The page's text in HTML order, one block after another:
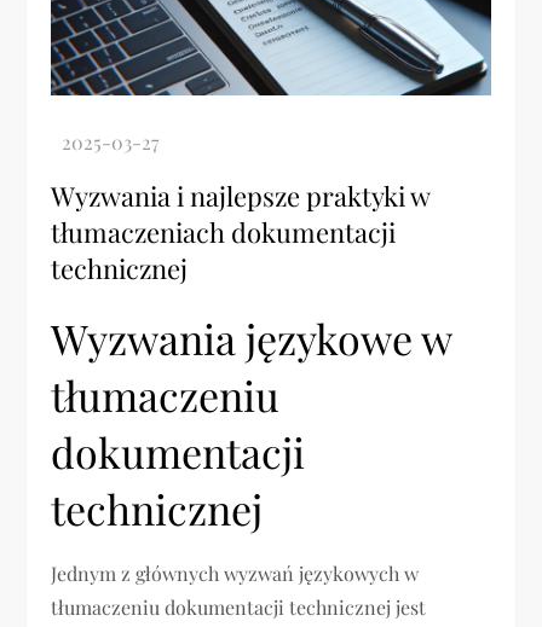
Wyzwania i najlepsze praktyki w
tłumaczeniach dokumentacji
technicznej
Wyzwania językowe w
tłumaczeniu
dokumentacji
technicznej
Jednym z głównych wyzwań językowych w
tłumaczeniu dokumentacji technicznej jest